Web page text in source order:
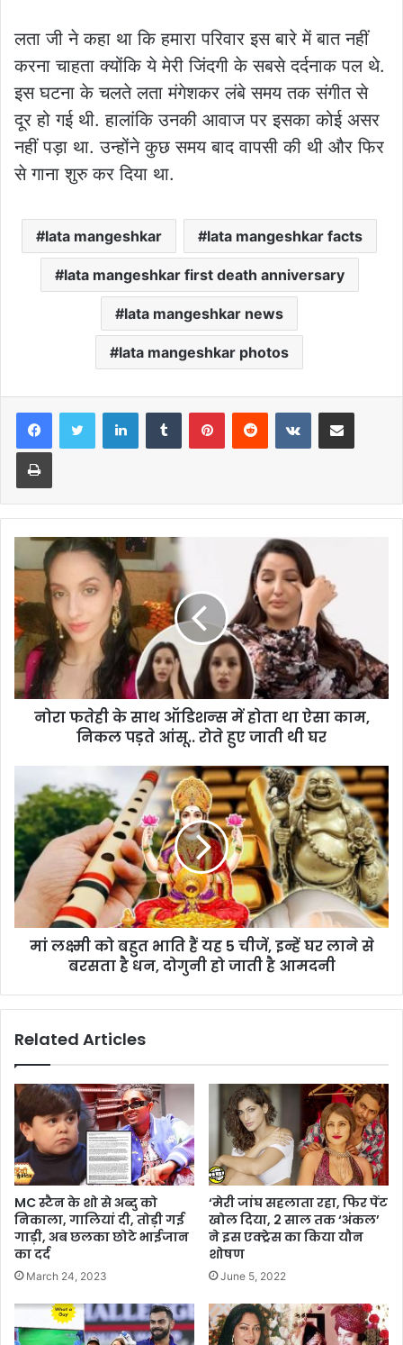
लता जी ने कहा था कि हमारा परिवार इस बारे में बात नहीं
करना चाहता क्योंकि ये मेरी जिंदगी के सबसे दर्दनाक पल थे.
इस घटना के चलते लता मंगेशकर लंबे समय तक संगीत से
दूर हो गई थी. हालांकि उनकी आवाज पर इसका कोई असर
नहीं पड़ा था. उन्होंने कुछ समय बाद वापसी की थी और फिर
से गाना शुरु कर दिया था.
lata mangeshkar lata mangeshkar facts
lata mangeshkar first death anniversary
lata mangeshkar news
lata mangeshkar photos
LinkedInTumblr PinterestReddit VKontakteShare via Email
Print
नोरा फतेही के साथ ऑडिशन्‍स में होता था ऐसा काम,
निकल पड़ते आंसू.. रोते हुए जाती थी घर
मां लक्ष्मी को बहुत भाति हैं यह 5 चीजें, इन्हें घर लाने से
बरसता है धन, दोगुनी हो जाती है आमदनी
Related Articles
MC स्टैन के शो से अब्दु को
निकाला, गालियां दी, तोड़ी गई
गाड़ी, अब छलका छोटे भाईजान
का दर्द
March 24, 2023
‘मेरी जांघ सहलाता रहा, फिर पेंट
खोल दिया, 2 साल तक ‘अंकल’
ने इस एक्ट्रेस का किया यौन
शोषण
June 5, 2022